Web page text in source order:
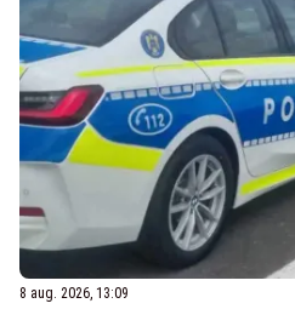
8 aug. 2026, 13:09